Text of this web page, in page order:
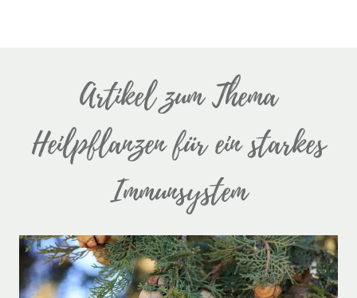
Artikel zum Thema
Heilpflanzen für ein starkes
Immunsystem